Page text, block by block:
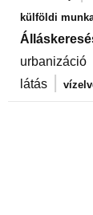
külföldi
urbanizáció
látás |